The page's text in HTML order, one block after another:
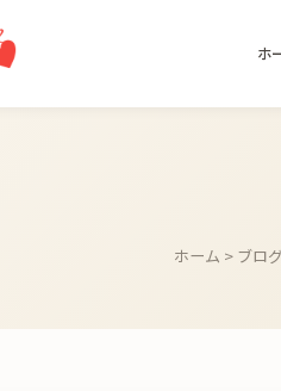
ホ
ホーム > ブロ